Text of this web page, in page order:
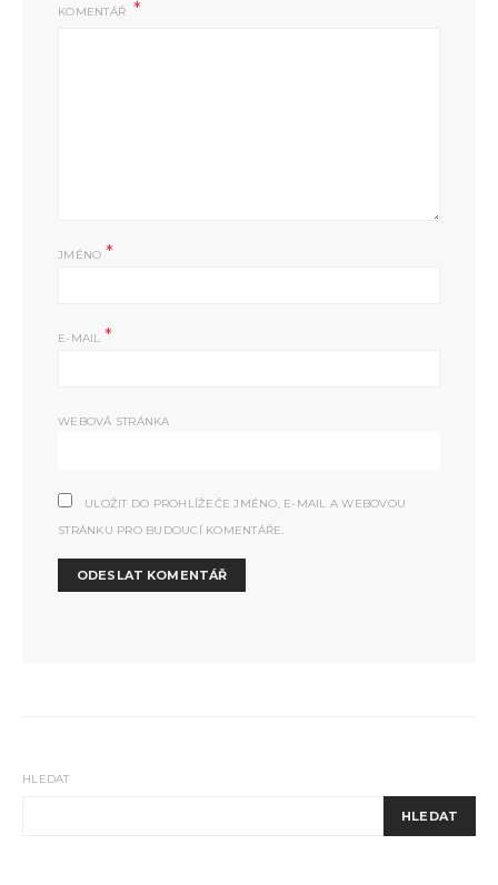
KOMENTÁŘ
JMÉNO *
E-MAIL *
WEBOVÁ STRÁNKA
ULOŽIT DO PROHLÍŽEČE JMÉNO, E-MAIL A WEBOVOU
STRÁNKU PRO BUDOUCÍ KOMENTÁŘE.
HLEDAT
HLEDAT